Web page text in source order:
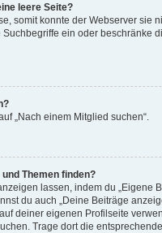
leere Seite?
somit konnte der Webserver sie
ein oder beschränke
„Nach einem Mitglied suchen“.
Themen finden?
lassen, indem du „Eigene
du auch „Deine Beiträge
deiner eigenen Profilseite
Trage dort die